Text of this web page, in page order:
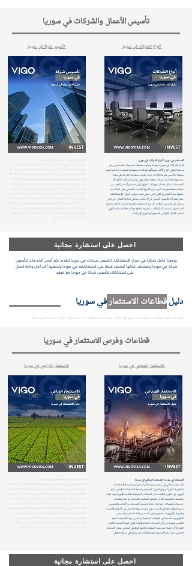
تأسيس الأعمال والشركات في سوريا
تأسيس شركة في سوريا
الاستثمار في سوريا - تأسيس شركة في سوريا
من مزايا تأسيس الشركات في سوريا: بيئة تنظيمية تتطور، دعم إداري، وإمكانية
أنواع الشركات في سوريا
الاستثمار في سوريا - أنواع الشركات في سوريا
أنواع الشركات في سوريا متعددة وتناسب مختلف احتياجات المستثمرين في
مرحلة التعافي. النوع الأكثر شيوعاً هو شركة ذات مسؤولية محدودة (LLC)، وتتميز
بسهولة التأسيس ومرونة الإدارة، حيث تقتصر مسؤولية الشركاء على مقدار
حصصهم. هناك أيضاً شركة مساهمة مغلقة، وهي مناسبة للشراكات العائلية أو
المحدودة، إذ يمكن إصدار أسهم لكن تداولها يكون محصوراً ضمن المؤسسين.
شركة مساهمة مفتوحة تتيح طرح الأسهم للاكتتاب العام في بعض الحالات، ما
يجعلها خياراً للمشاريع الكبرى التي تسعى لجذب رؤوس أموال. بالإضافة لذلك،
يمكن للشركات الأجنبية تأسيس فرع أو مكتب تمثيلي لمزاولة الأعمال دون كيان
مستقل في كثير من الحالات. كل نوع له متطلبات قانونية وإدارية خاصة، ويُنصح
المستثمرون باختيار الشكل الأنسب لطبيعة أعمالهم مع الاستعانة بمستشار قانوني
لضمان الالتزام بالقوانين المتطورة وتسهيل الإجراءات.
احصل على استشارة مجانية
وضعنا كامل خبراتنا في مجال الاستشارات لتاسيس شركات في سوريا لنقدم لكم أفضل الخدمات لتأسيس
شركة في سوريا وبمختلف فئاتها لنضيف قيمة على استثماراتكم في سوريا ونجعلها أكثر امان وراحة احصل
على استشاراتك لتأسيس شركة في سوريا مع فيغو
دليلقطاعات الاستثمارفي سوريا
اطلع على دليل قطاعات الاستثمار في سوريا مع VIGO مهما كانت تطلعاتك نحن هنا شريكك الأمثل للاستثمار في سوريا
قطاعات وفرص الاستثمار في سوريا
الاستثمار الزراعي في سوريا
الاستثمار في سوريا - الاستثمار الزراعي في سوريا
وتسهيلات في الاستثمار، بالإضافة إلى دعم فني ومالي للمشاريع الزراعية الحديثة
والأراضي المتضررة والإجراءات الإدارية، لكن الدعم الحكومي المتنامي والطلب
الاستثمار الصناعي في سوريا
الاستثمار في سوريا - الاستثمار الصناعي في سوريا
الاستثمار الصناعي في سوريا يشهد إمكانيات نمو كبيرة نتيجة الإصلاحات
الحكومية الجارية وتوفر الموارد الطبيعية والحاجة الملحة لإعادة الإعمار. تركز
الجهود على تطوير قطاعات مثل الصناعات التحويلية، الأغذية، الأدوية، مواد البناء،
والصناعات الخفيفة. كما أن المناطق الصناعية والاستثمارية توفر إعفاءات
ضريبية، وتسهيلات جمركية، ودعماً لوجستياً للمستثمرين الأجانب والمحليين.
يتيح الموقع الجغرافي الاستراتيجي لسوريا سهولة الوصول إلى الأسواق الإقليمية
والعربية والأوروبية، مما يعزز فرص التصدير. هناك اهتمام متزايد بتبني
التكنولوجيا الحديثة في العمليات الصناعية وتحسين جودة المنتجات لتلبية
المعايير الدولية. من أبرز التحديات: الحاجة لإعادة تأهيل البنية التحتية والكوادر
الفنية، إلا أن البيئة التشريعية المتطورة والدعم الحكومي المتنامي يجعل الاستثمار
الصناعي خياراً واعداً لتحقيق النمو والعائدات المستدامة في مرحلة التعافي.
احصل على استشارة مجانية